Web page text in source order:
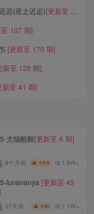
迟(星之迟迟)[更新至 320 期]
107 期]
[更新至 170 期]
新至 128 期]
新至 41 期]
尤猫醒醒[更新至 6 期]
8个月前 ￥9.9 1.8W+
lunananya [更新至 49
37天前 ￥30 1.1W+
迟(星之迟迟)[更新至 320 期]
107 期]
[更新至 170 期]
新至 128 期]
新至 41 期]
龙娘图鉴
龙娘
龙贯通
黑黑麦
袍 黑钻兔子
黑金